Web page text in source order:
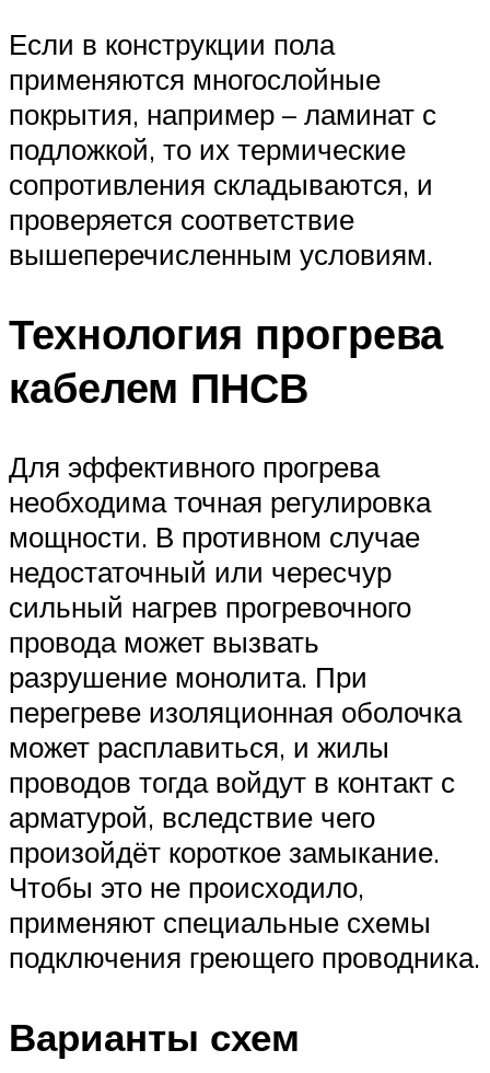
Если в конструкции пола
применяются многослойные
покрытия, например – ламинат с
подложкой, то их термические
сопротивления складываются, и
проверяется соответствие
вышеперечисленным условиям.
Технология прогрева
кабелем ПНСВ
Для эффективного прогрева
необходима точная регулировка
мощности. В противном случае
недостаточный или чересчур
сильный нагрев прогревочного
провода может вызвать
разрушение монолита. При
перегреве изоляционная оболочка
может расплавиться, и жилы
проводов тогда войдут в контакт с
арматурой, вследствие чего
произойдёт короткое замыкание.
Чтобы это не происходило,
применяют специальные схемы
подключения греющего проводника.
Варианты схем